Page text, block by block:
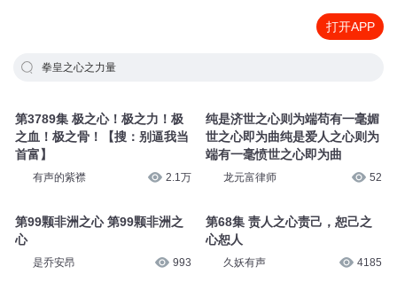
打开APP
拳皇之心之力量
第3789集 极之心！极之力！极
之血！极之骨！【搜：别逼我当
首富】
有声的紫襟 2.1万
第99颗非洲之心 第99颗非洲之
心
是乔安昂 993
纯是济世之心则为端苟有一毫媚
世之心即为曲纯是爱人之心则为
端有一毫愤世之心即为曲
龙元富律师 52
第68集 责人之心责己，恕己之
心恕人
久妖有声 4185